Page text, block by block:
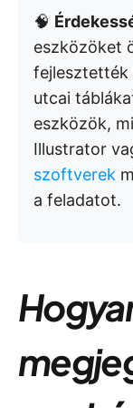
🧠
eszközöket
fejlesztették
utcai
eszközök,
Illustrator
szoftverek
a feladatot.